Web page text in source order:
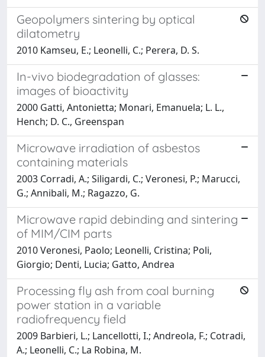
Geopolymers sintering by optical
dilatometry
2010 Kamseu, E.; Leonelli, C.; Perera, D. S.
In-vivo biodegradation of glasses:
images of bioactivity
2000 Gatti, Antonietta; Monari, Emanuela; L. L.,
Hench; D. C., Greenspan
Microwave irradiation of asbestos
containing materials
2003 Corradi, A.; Siligardi, C.; Veronesi, P.; Marucci,
G.; Annibali, M.; Ragazzo, G.
Microwave rapid debinding and sintering
of MIM/CIM parts
2010 Veronesi, Paolo; Leonelli, Cristina; Poli,
Giorgio; Denti, Lucia; Gatto, Andrea
Processing fly ash from coal burning
power station in a variable
radiofrequency field
2009 Barbieri, L.; Lancellotti, I.; Andreola, F.; Cotradi,
A.; Leonelli, C.; La Robina, M.